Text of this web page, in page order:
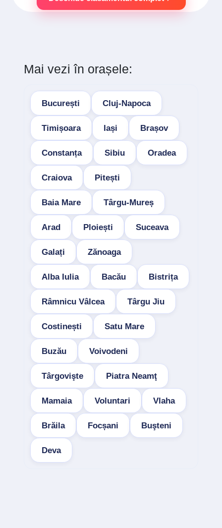
Mai vezi în orașele:
București Cluj-Napoca
Timișoara Iași Brașov
Constanța Sibiu Oradea
Craiova Pitești
Baia Mare Târgu-Mureș
Arad Ploiești Suceava
Galați Zănoaga
Alba Iulia Bacău Bistrița
Râmnicu Vâlcea Târgu Jiu
Costinești Satu Mare
Buzău Voivodeni
Târgovişte Piatra Neamţ
Mamaia Voluntari Vlaha
Brăila Focșani Buşteni
Deva